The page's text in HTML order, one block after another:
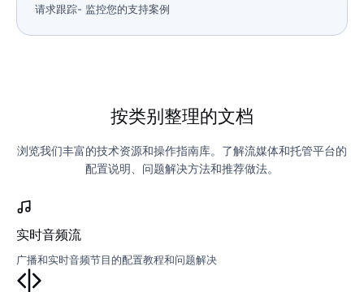
请求跟踪- 监控您的支持案例
按类别整理的文档
浏览我们丰富的技术资源和操作指南库。了解流媒体和托管平台的
配置说明、问题解决方法和推荐做法。
实时音频流
广播和实时音频节目的配置教程和问题解决